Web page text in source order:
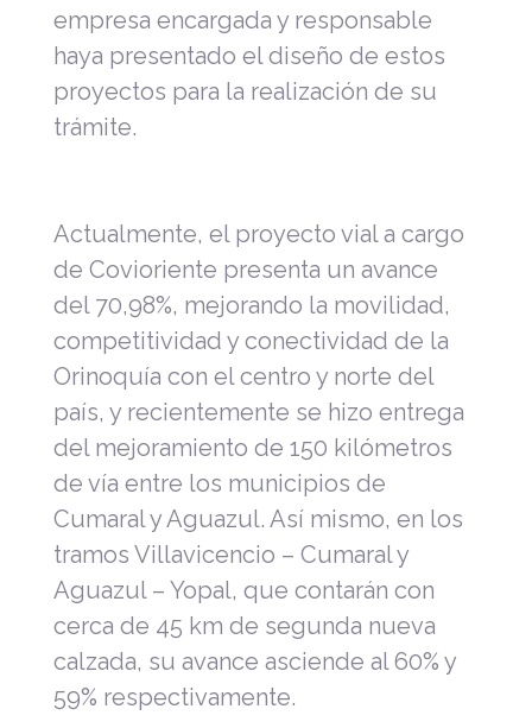
empresa encargada y responsable
haya presentado el diseño de estos
proyectos para la realización de su
trámite.
Actualmente, el proyecto vial a cargo
de Covioriente presenta un avance
del 70,98%, mejorando la movilidad,
competitividad y conectividad de la
Orinoquía con el centro y norte del
país, y recientemente se hizo entrega
del mejoramiento de 150 kilómetros
de vía entre los municipios de
Cumaral y Aguazul. Así mismo, en los
tramos Villavicencio – Cumaral y
Aguazul – Yopal, que contarán con
cerca de 45 km de segunda nueva
calzada, su avance asciende al 60% y
59% respectivamente.